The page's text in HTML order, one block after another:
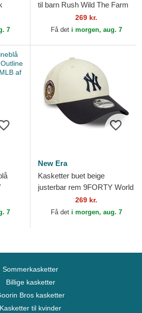
7
til barn Rush Wild The Farm
Goorin Bros.269 kr.
Få det i morgen, aug. 7
7
New Era
Kasketter buet beige
justerbar rem 9FORTY World
Series fra New York Yankees
MLB af New Era
269 kr.
Få det i morgen, aug. 7
Sommerkasketter
Billige kasketter
Bros kasketter
Kasketter til kvinder